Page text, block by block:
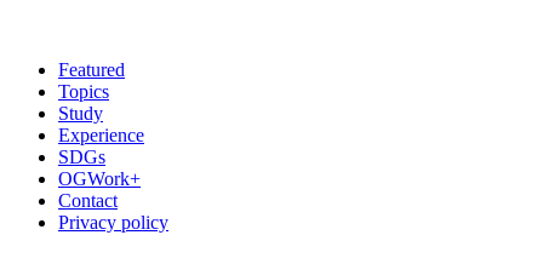
Featured
Topics
Study
Experience
SDGs
OGWork+
Contact
Privacy policy